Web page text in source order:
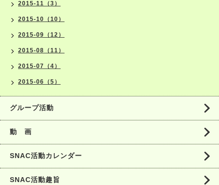
2015-11（3）
2015-10（10）
2015-09（12）
2015-08（11）
2015-07（4）
2015-06（5）
グループ活動
動 画
SNAC活動カレンダー
SNAC活動趣旨